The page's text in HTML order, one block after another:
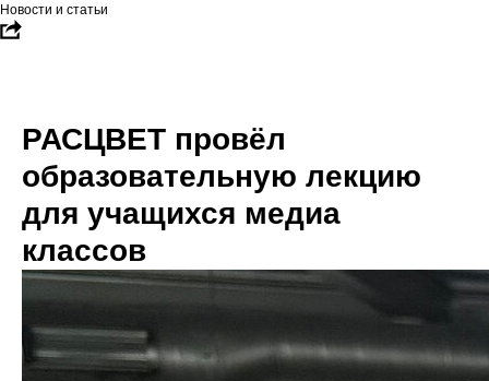
Новости и статьи
РАСЦВЕТ провёл
образовательную лекцию
для учащихся медиа
классов